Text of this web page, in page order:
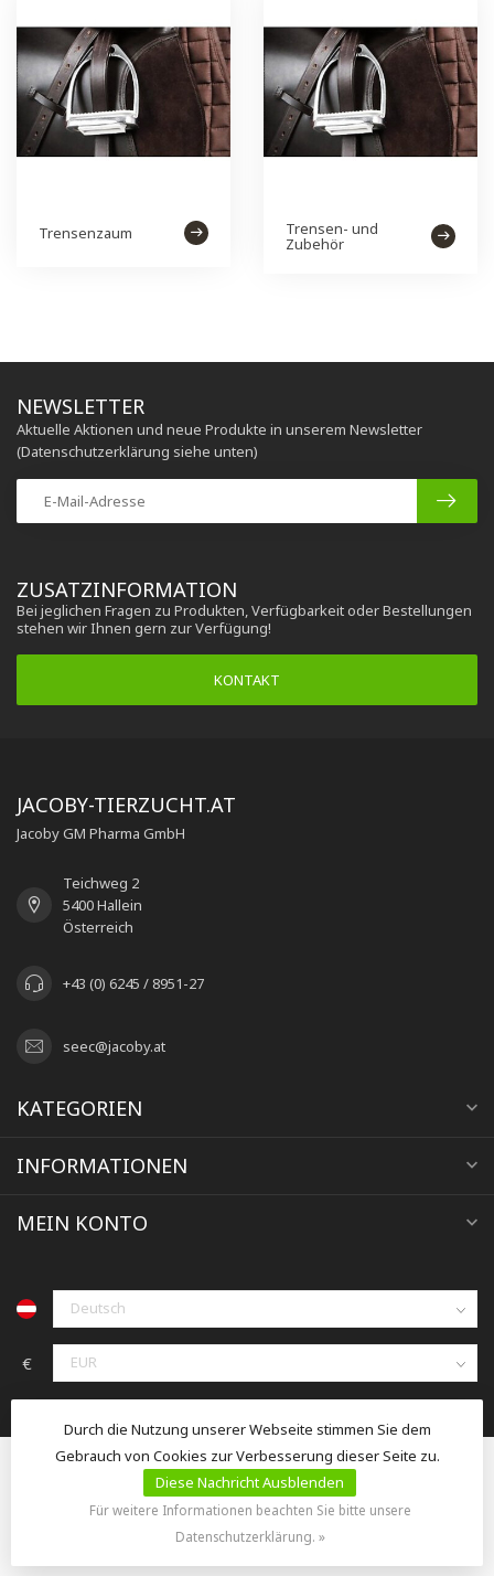
Trensenzaum Trensen- und
Zubehör
ZUSATZINFORMATION
Bei jeglichen Fragen zu Produkten, Verfügbarkeit oder Bestellungen
stehen wir Ihnen gern zur Verfügung!
KONTAKT
NEWSLETTER
Aktuelle Aktionen und neue Produkte in unserem Newsletter
(Datenschutzerklärung siehe unten)
JACOBY-TIERZUCHT.AT
Jacoby GM Pharma GmbH
Teichweg 2
5400 Hallein
Österreich
+43 (0) 6245 / 8951-27
seec@jacoby.at
KATEGORIEN
INFORMATIONEN
MEIN KONTO
€
© Copyright 2026 jacoby-tierzucht.at
Durch die Nutzung unserer Webseite stimmen Sie dem
Gebrauch von Cookies zur Verbesserung dieser Seite zu.
Diese Nachricht Ausblenden
Für weitere Informationen beachten Sie bitte unsere
Datenschutzerklärung. »